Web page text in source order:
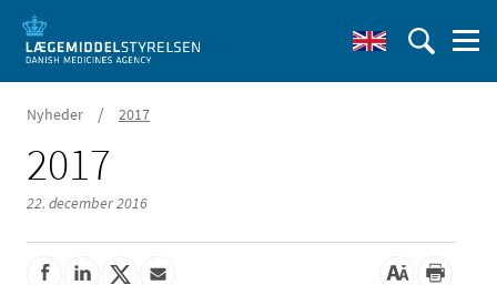
Nyheder / 2017
2017
22. december 2016